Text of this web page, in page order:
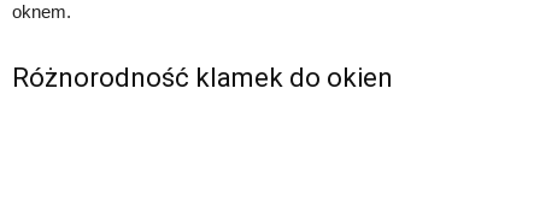
oknem.
Różnorodność klamek do okien